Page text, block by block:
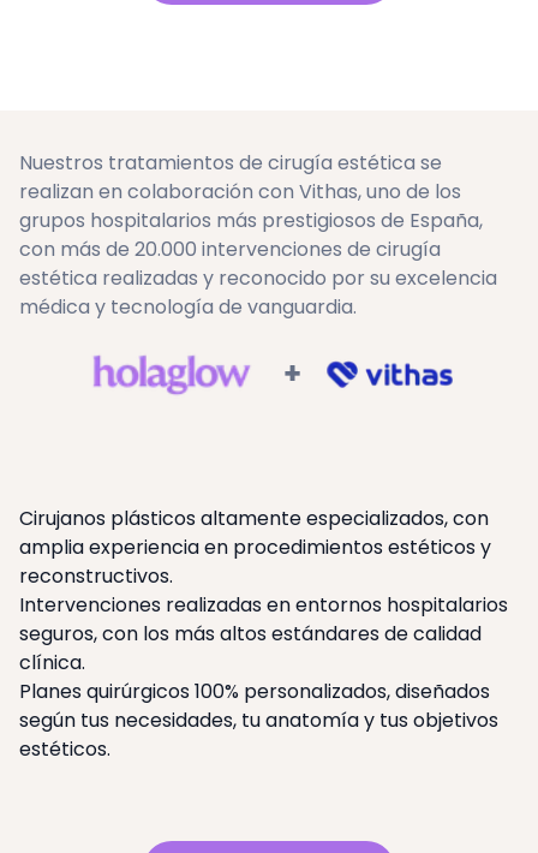
Nuestros tratamientos de cirugía estética se
realizan en colaboración con Vithas, uno de los
grupos hospitalarios más prestigiosos de España,
con más de 20.000 intervenciones de cirugía
estética realizadas y reconocido por su excelencia
médica y tecnología de vanguardia.
+
Cirujanos plásticos altamente especializados, con
amplia experiencia en procedimientos estéticos y
reconstructivos.
Intervenciones realizadas en entornos hospitalarios
seguros, con los más altos estándares de calidad
clínica.
Planes quirúrgicos 100% personalizados, diseñados
según tus necesidades, tu anatomía y tus objetivos
estéticos.